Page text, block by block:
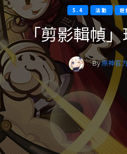
5.4 活動 遊
「剪影輯幀
By原神官